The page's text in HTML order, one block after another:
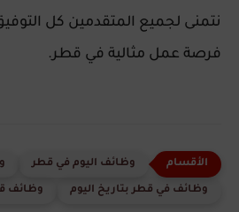
نتمنى لجميع المتقدمين كل
فرصة عمل مثالية في قطر.
وظائف اليوم في قطر
وظائف في قطر بتاريخ اليوم وظائف